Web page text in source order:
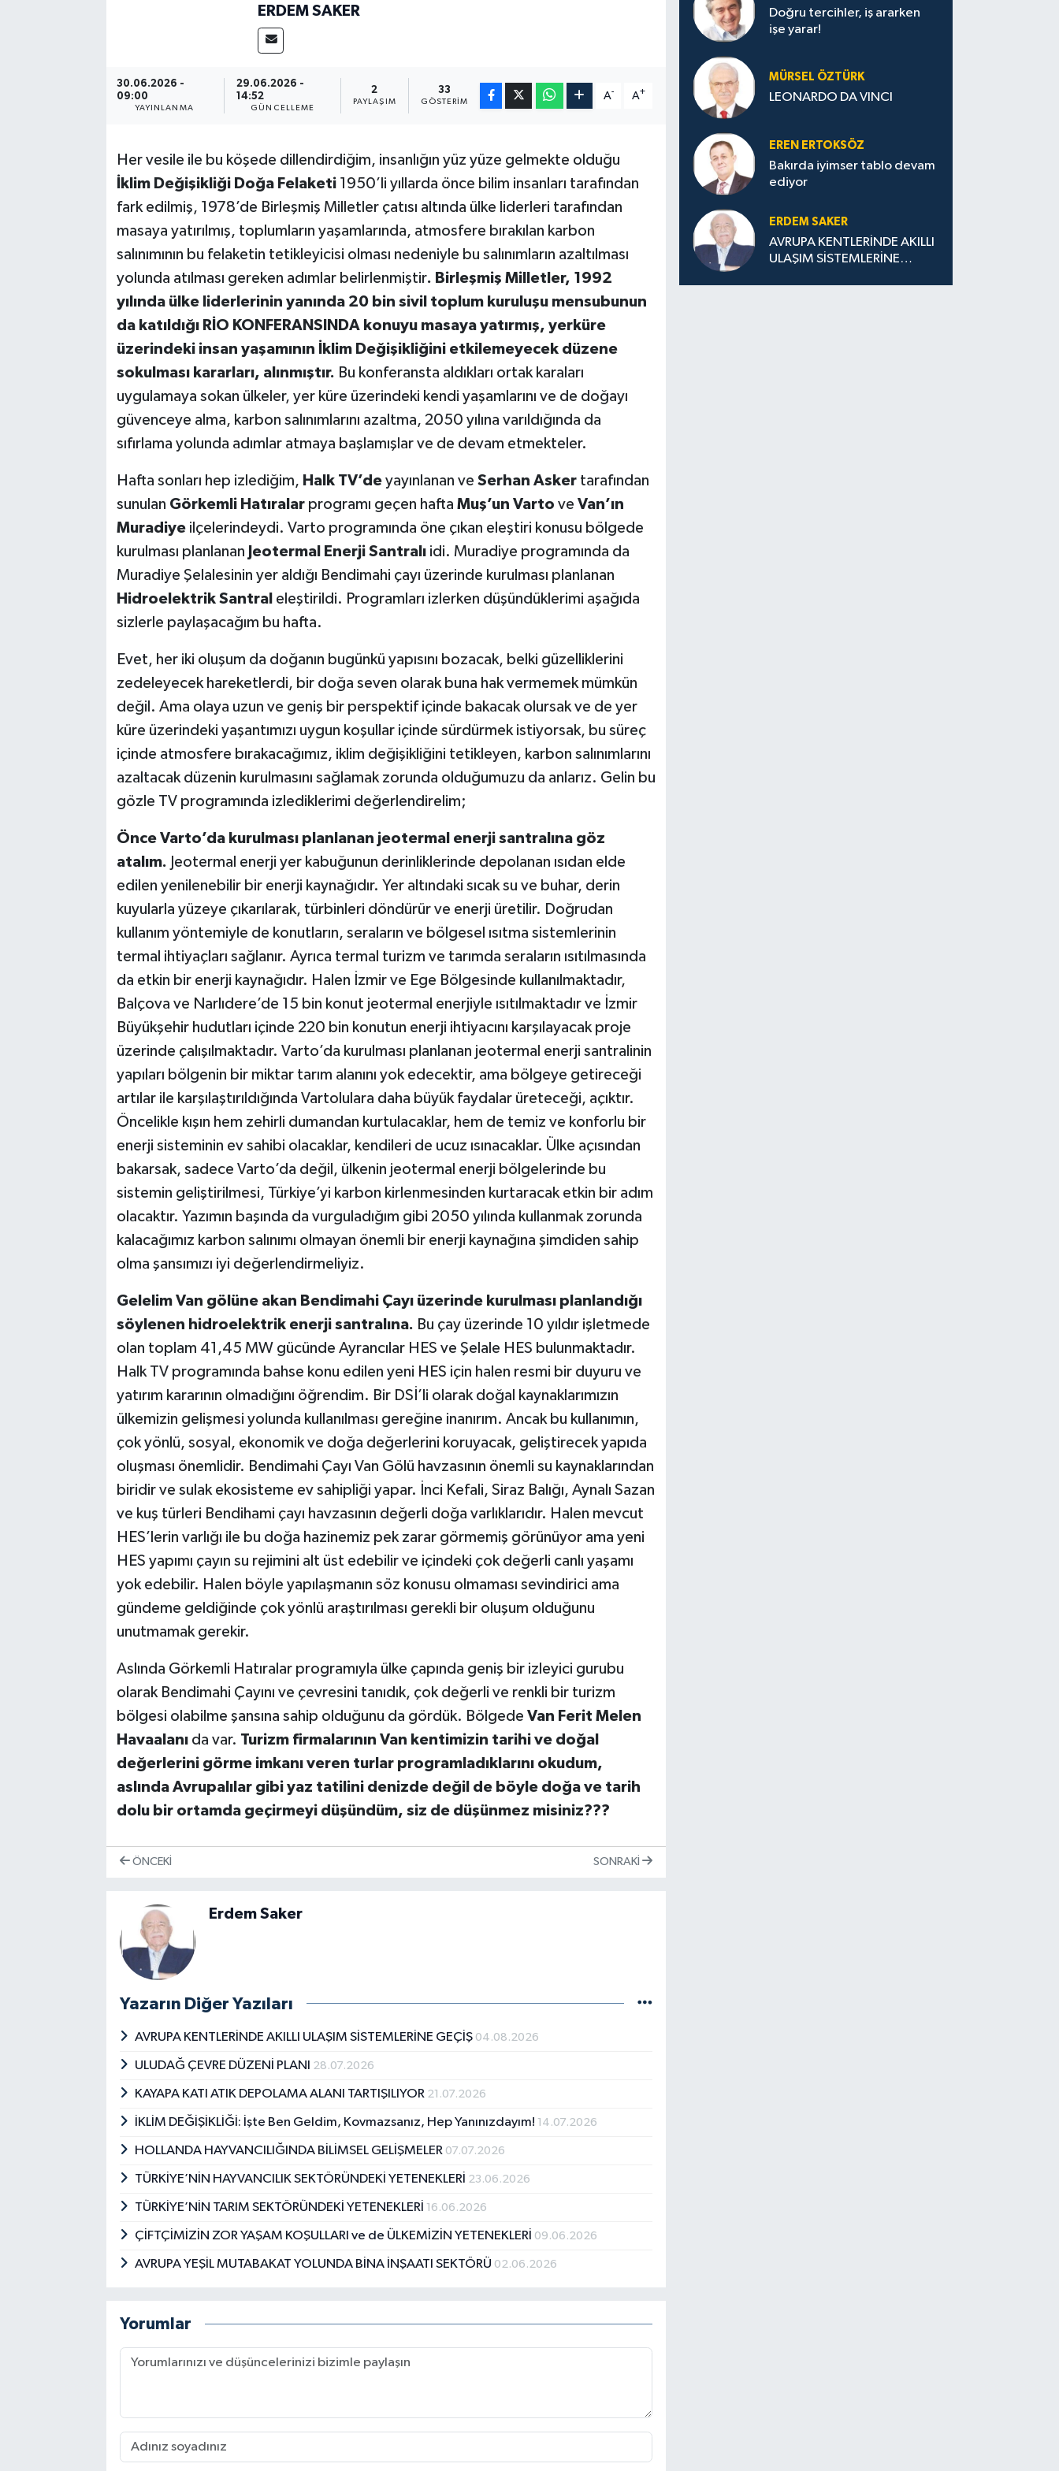
ERDEM SAKER
30.06.2026 -
09:00
YAYINLANMA
29.06.2026 -
14:52
GÜNCELLEME
2
PAYLAŞIM
33
GÖSTERIM
A- A+
Her vesile ile bu köşede dillendirdiğim, insanlığın yüz yüze gelmekte olduğu
İklim Değişikliği Doğa Felaketi 1950’li yıllarda önce bilim insanları tarafından
fark edilmiş, 1978’de Birleşmiş Milletler çatısı altında ülke liderleri tarafından
masaya yatırılmış, toplumların yaşamlarında, atmosfere bırakılan karbon
salınımının bu felaketin tetikleyicisi olması nedeniyle bu salınımların azaltılması
yolunda atılması gereken adımlar belirlenmiştir. Birleşmiş Milletler, 1992
yılında ülke liderlerinin yanında 20 bin sivil toplum kuruluşu mensubunun
da katıldığı RİO KONFERANSINDA konuyu masaya yatırmış, yerküre
üzerindeki insan yaşamının İklim Değişikliğini etkilemeyecek düzene
sokulması kararları, alınmıştır. Bu konferansta aldıkları ortak karaları
uygulamaya sokan ülkeler, yer küre üzerindeki kendi yaşamlarını ve de doğayı
güvenceye alma, karbon salınımlarını azaltma, 2050 yılına varıldığında da
sıfırlama yolunda adımlar atmaya başlamışlar ve de devam etmekteler.
Hafta sonları hep izlediğim, Halk TV’deyayınlanan ve Serhan Askertarafından
sunulan Görkemli Hatıralar programı geçen hafta Muş’un Varto ve Van’ın
Muradiye ilçelerindeydi. Varto programında öne çıkan eleştiri konusu bölgede
kurulması planlanan Jeotermal Enerji Santralı idi. Muradiye programında da
Muradiye Şelalesinin yer aldığı Bendimahi çayı üzerinde kurulması planlanan
Hidroelektrik Santral eleştirildi. Programları izlerken düşündüklerimi aşağıda
sizlerle paylaşacağım bu hafta.
Evet, her iki oluşum da doğanın bugünkü yapısını bozacak, belki güzelliklerini
zedeleyecek hareketlerdi, bir doğa seven olarak buna hak vermemek mümkün
değil. Ama olaya uzun ve geniş bir perspektif içinde bakacak olursak ve de yer
küre üzerindeki yaşantımızı uygun koşullar içinde sürdürmek istiyorsak, bu süreç
içinde atmosfere bırakacağımız, iklim değişikliğini tetikleyen, karbon salınımlarını
azaltacak düzenin kurulmasını sağlamak zorunda olduğumuzu da anlarız. Gelin bu
gözle TV programında izlediklerimi değerlendirelim;
Önce Varto’da kurulması planlanan jeotermal enerji santralına göz
atalım. Jeotermal enerji yer kabuğunun derinliklerinde depolanan ısıdan elde
edilen yenilenebilir bir enerji kaynağıdır. Yer altındaki sıcak su ve buhar, derin
kuyularla yüzeye çıkarılarak, türbinleri döndürür ve enerji üretilir. Doğrudan
kullanım yöntemiyle de konutların, seraların ve bölgesel ısıtma sistemlerinin
termal ihtiyaçları sağlanır. Ayrıca termal turizm ve tarımda seraların ısıtılmasında
da etkin bir enerji kaynağıdır. Halen İzmir ve Ege Bölgesinde kullanılmaktadır,
Balçova ve Narlıdere’de 15 bin konut jeotermal enerjiyle ısıtılmaktadır ve İzmir
Büyükşehir hudutları içinde 220 bin konutun enerji ihtiyacını karşılayacak proje
üzerinde çalışılmaktadır. Varto’da kurulması planlanan jeotermal enerji santralinin
yapıları bölgenin bir miktar tarım alanını yok edecektir, ama bölgeye getireceği
artılar ile karşılaştırıldığında Vartolulara daha büyük faydalar üreteceği, açıktır.
Öncelikle kışın hem zehirli dumandan kurtulacaklar, hem de temiz ve konforlu bir
enerji sisteminin ev sahibi olacaklar, kendileri de ucuz ısınacaklar. Ülke açısından
bakarsak, sadece Varto’da değil, ülkenin jeotermal enerji bölgelerinde bu
sistemin geliştirilmesi, Türkiye’yi karbon kirlenmesinden kurtaracak etkin bir adım
olacaktır. Yazımın başında da vurguladığım gibi 2050 yılında kullanmak zorunda
kalacağımız karbon salınımı olmayan önemli bir enerji kaynağına şimdiden sahip
olma şansımızı iyi değerlendirmeliyiz.
Gelelim Van gölüne akan Bendimahi Çayı üzerinde kurulması planlandığı
söylenen hidroelektrik enerji santralına. Bu çay üzerinde 10 yıldır işletmede
olan toplam 41,45 MW gücünde Ayrancılar HES ve Şelale HES bulunmaktadır.
Halk TV programında bahse konu edilen yeni HES için halen resmi bir duyuru ve
yatırım kararının olmadığını öğrendim. Bir DSİ’li olarak doğal kaynaklarımızın
ülkemizin gelişmesi yolunda kullanılması gereğine inanırım. Ancak bu kullanımın,
çok yönlü, sosyal, ekonomik ve doğa değerlerini koruyacak, geliştirecek yapıda
oluşması önemlidir. Bendimahi Çayı Van Gölü havzasının önemli su kaynaklarından
biridir ve sulak ekosisteme ev sahipliği yapar. İnci Kefali, Siraz Balığı, Aynalı Sazan
ve kuş türleri Bendihami çayı havzasının değerli doğa varlıklarıdır. Halen mevcut
HES’lerin varlığı ile bu doğa hazinemiz pek zarar görmemiş görünüyor ama yeni
HES yapımı çayın su rejimini alt üst edebilir ve içindeki çok değerli canlı yaşamı
yok edebilir. Halen böyle yapılaşmanın söz konusu olmaması sevindirici ama
gündeme geldiğinde çok yönlü araştırılması gerekli bir oluşum olduğunu
unutmamak gerekir.
Aslında Görkemli Hatıralar programıyla ülke çapında geniş bir izleyici gurubu
olarak Bendimahi Çayını ve çevresini tanıdık, çok değerli ve renkli bir turizm
bölgesi olabilme şansına sahip olduğunu da gördük. Bölgede Van Ferit Melen
Havaalanı da var. Turizm firmalarının Van kentimizin tarihi ve doğal
değerlerini görme imkanı veren turlar programladıklarını okudum,
aslında Avrupalılar gibi yaz tatilini denizde değil de böyle doğa ve tarih
dolu bir ortamda geçirmeyi düşündüm, siz de düşünmez misiniz???
ÖNCEKI SONRAKI
Erdem Saker
Yazarın Diğer Yazıları
AVRUPA KENTLERİNDE AKILLI ULAŞIM SİSTEMLERİNE GEÇİŞ 04.08.2026
ULUDAĞ ÇEVRE DÜZENİ PLANI 28.07.2026
KAYAPA KATI ATIK DEPOLAMA ALANI TARTIŞILIYOR 21.07.2026
İKLİM DEĞİŞİKLİĞİ: İşte Ben Geldim, Kovmazsanız, Hep Yanınızdayım! 14.07.2026
HOLLANDA HAYVANCILIĞINDA BİLİMSEL GELİŞMELER 07.07.2026
TÜRKİYE’NİN HAYVANCILIK SEKTÖRÜNDEKİ YETENEKLERİ 23.06.2026
TÜRKİYE’NİN TARIM SEKTÖRÜNDEKİ YETENEKLERİ 16.06.2026
ÇİFTÇİMİZİN ZOR YAŞAM KOŞULLARI ve de ÜLKEMİZİN YETENEKLERİ 09.06.2026
AVRUPA YEŞİL MUTABAKAT YOLUNDA BİNA İNŞAATI SEKTÖRÜ 02.06.2026
Yorumlar
Doğru tercihler, iş ararken
işe yarar!
MÜRSEL ÖZTÜRK
LEONARDO DA VINCI
EREN ERTOKSÖZ
Bakırda iyimser tablo devam
ediyor
ERDEM SAKER
AVRUPA KENTLERİNDE AKILLI
ULAŞIM SİSTEMLERİNE